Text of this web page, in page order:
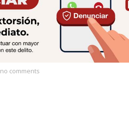
no comments